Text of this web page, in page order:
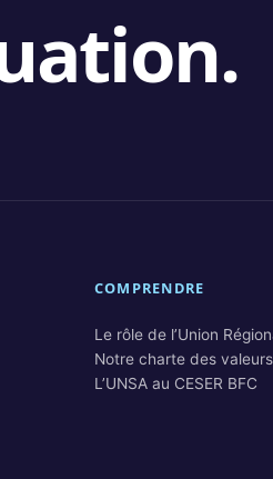
COMPRENDRE
Le rôle de l’Union
Notre charte des valeurs
L’UNSA au CESER BFC